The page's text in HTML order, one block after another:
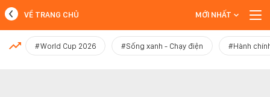
MỚI NHẤT
VỀ TRANG CHỦ MỚI NHẤT
#World Cup 2026 #Sống xanh - Chạy điện #Hành